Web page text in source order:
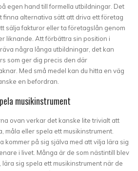
egen hand till formella utbildningar. Det
finna alternativa sätt att driva ett företag
sälja fakturor eller ta företagslån genom
liknande. Att förbättra sin position i
några långa utbildningar, det kan
som ger dig precis den där
Med små medel kan du hitta en väg
en befordran.
musikinstrument
ovan verkar det kanske lite trivialt att
måla eller spela ett musikinstrument.
kommer på sig själva med att vilja lära sig
i livet. Många är de som nästintill blev
sig spela ett musikinstrument när de